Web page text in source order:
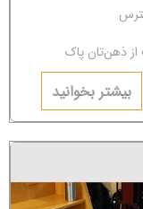
از ذهن‌تان پاک
دچار
بیشتر بخوانید